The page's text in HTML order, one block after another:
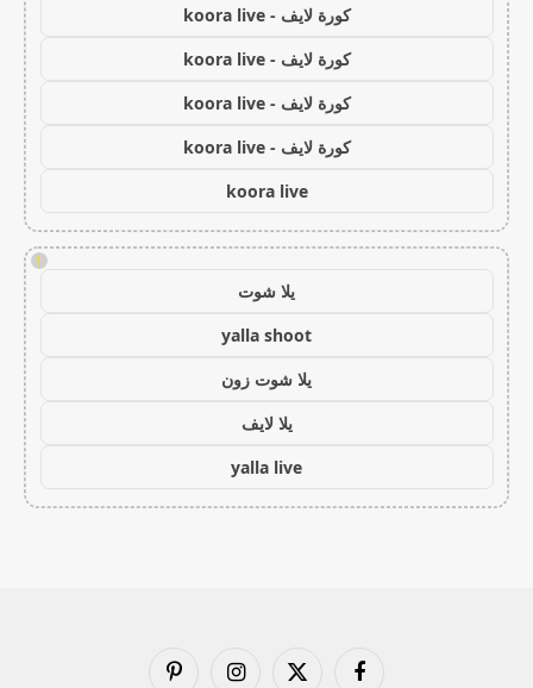
كورة لايف - koora live
كورة لايف - koora live
كورة لايف - koora live
كورة لايف - koora live
koora live
!
يلا شوت
yalla shoot
يلا شوت زون
يلا لايف
yalla live
فيسبوك X الانستغرامبينتيريست